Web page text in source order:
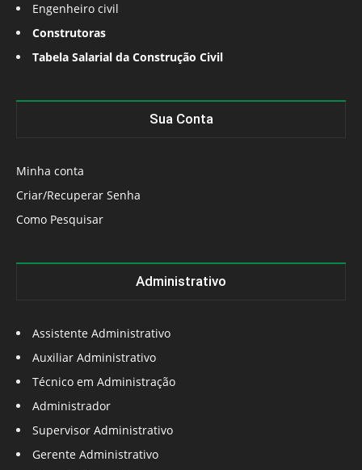
Engenheiro civil
Construtoras
Tabela Salarial da Construção Civil
Sua Conta
Minha conta
Criar/Recuperar Senha
Como Pesquisar
Administrativo
Assistente Administrativo
Auxiliar Administrativo
Técnico em Administração
Administrador
Supervisor Administrativo
Gerente Administrativo